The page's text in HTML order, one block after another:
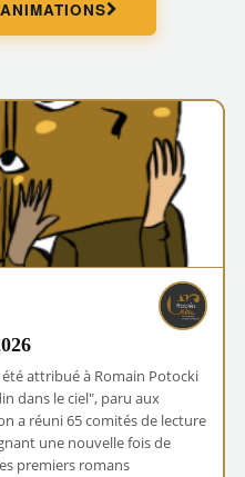
attribué à Romain Potocki
dans le ciel", paru aux
a réuni 65 comités de lecture
une nouvelle fois de
premiers romans